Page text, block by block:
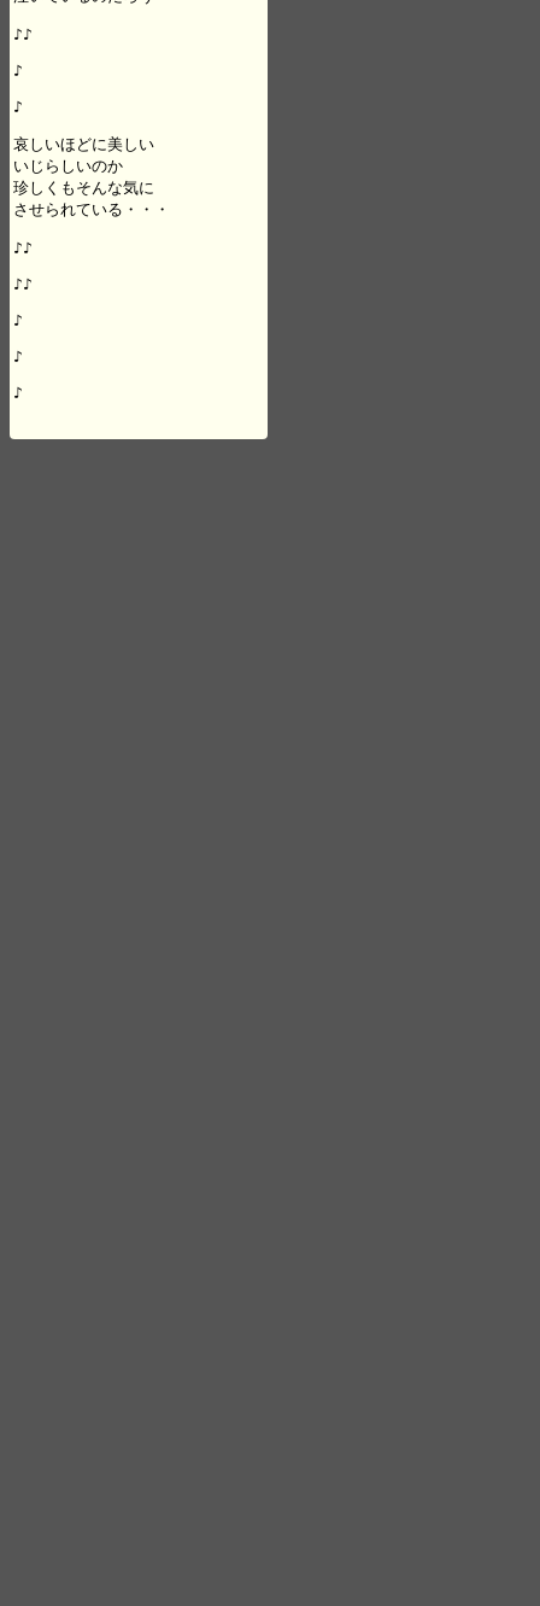
♪♪
♪
♪
哀しいほどに美しい
いじらしいのか
珍しくもそんな気に
させられている・・・
♪♪
♪♪
♪
♪
♪